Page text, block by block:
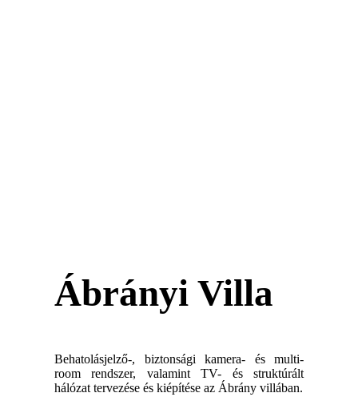
Ábrányi Villa
Behatolásjelző-, biztonsági kamera- és multi-
room rendszer, valamint TV- és struktúrált
hálózat tervezése és kiépítése az Ábrány villában.